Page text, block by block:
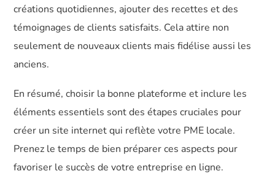
créations quotidiennes, ajouter des recettes et des
témoignages de clients satisfaits. Cela attire non
seulement de nouveaux clients mais fidélise aussi les
anciens.
En résumé, choisir la bonne plateforme et inclure les
éléments essentiels sont des étapes cruciales pour
créer un site internet qui reflète votre PME locale.
Prenez le temps de bien préparer ces aspects pour
favoriser le succès de votre entreprise en ligne.